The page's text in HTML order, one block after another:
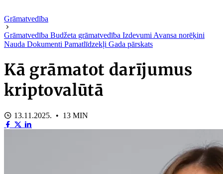
Grāmatvedība
Grāmatvedība Budžeta grāmatvedība Izdevumi Avansa norēķini
Nauda Dokumenti Pamatlīdzekļi Gada pārskats
Kā grāmatot darījumus
kriptovalūtā
13.11.2025. • 13 MIN